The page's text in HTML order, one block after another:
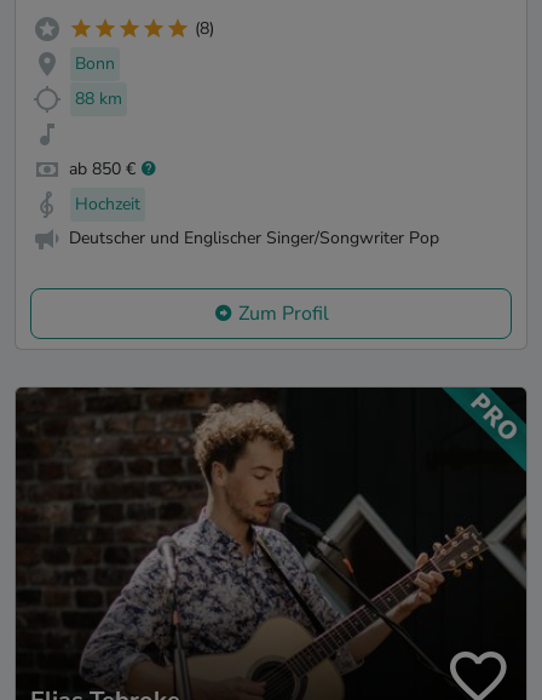
(8)
Bonn
88 km
ab 850 €
Hochzeit
Deutscher und Englischer Singer/Songwriter Pop
Zum Profil